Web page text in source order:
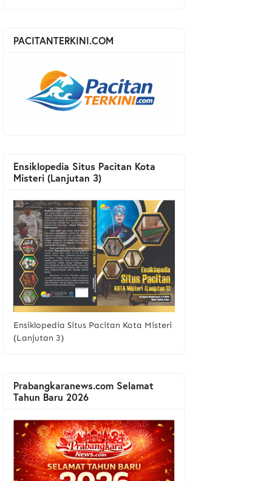
PACITANTERKINI.COM
Ensiklopedia Situs Pacitan Kota
Misteri (Lanjutan 3)
Ensiklopedia Situs Pacitan Kota Misteri
(Lanjutan 3)
Prabangkaranews.com Selamat
Tahun Baru 2026